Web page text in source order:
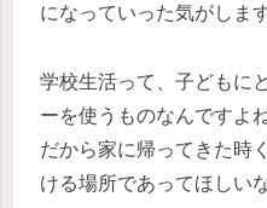
になっていった気がします
学校生活って、子どもに
ーを使うものなんですよね
だから家に帰ってきた時
ける場所であってほしい